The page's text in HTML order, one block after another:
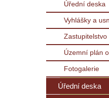
Úřední deska
Vyhlášky a
Zastupitelstvo
Územní plán
Fotogalerie
Úřední deska